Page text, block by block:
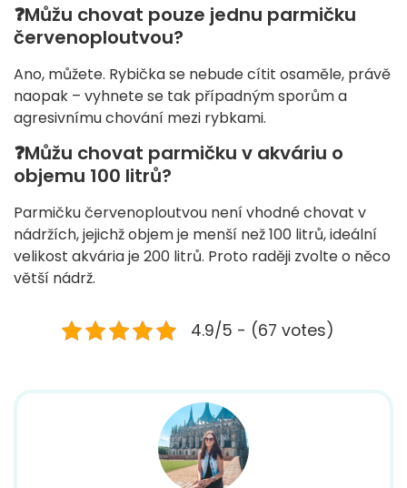
❓Můžu chovat pouze jednu parmičku
červenoploutvou?
Ano, můžete. Rybička se nebude cítit osaměle, právě
naopak – vyhnete se tak případným sporům a
agresivnímu chování mezi rybkami.
❓Můžu chovat parmičku v akváriu o
objemu 100 litrů?
Parmičku červenoploutvou není vhodné chovat v
nádržích, jejichž objem je menší než 100 litrů, ideální
velikost akvária je 200 litrů. Proto raději zvolte o něco
větší nádrž.
4.9/5 - (67 votes)